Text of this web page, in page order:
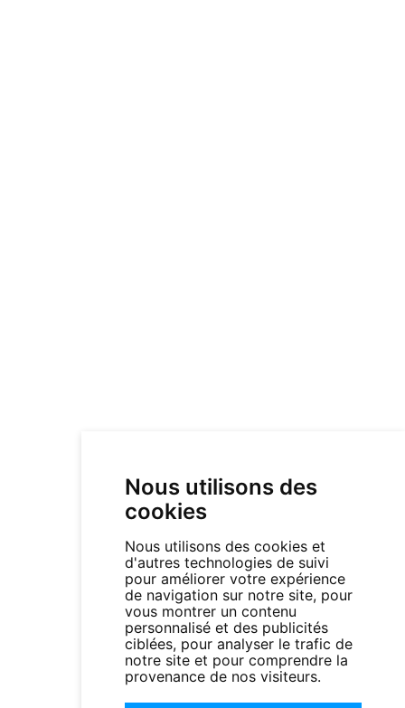
Nous utilisons des
cookies
Nous utilisons des cookies et
d'autres technologies de suivi
pour améliorer votre expérience
de navigation sur notre site, pour
vous montrer un contenu
personnalisé et des publicités
ciblées, pour analyser le trafic de
notre site et pour comprendre la
provenance de nos visiteurs.